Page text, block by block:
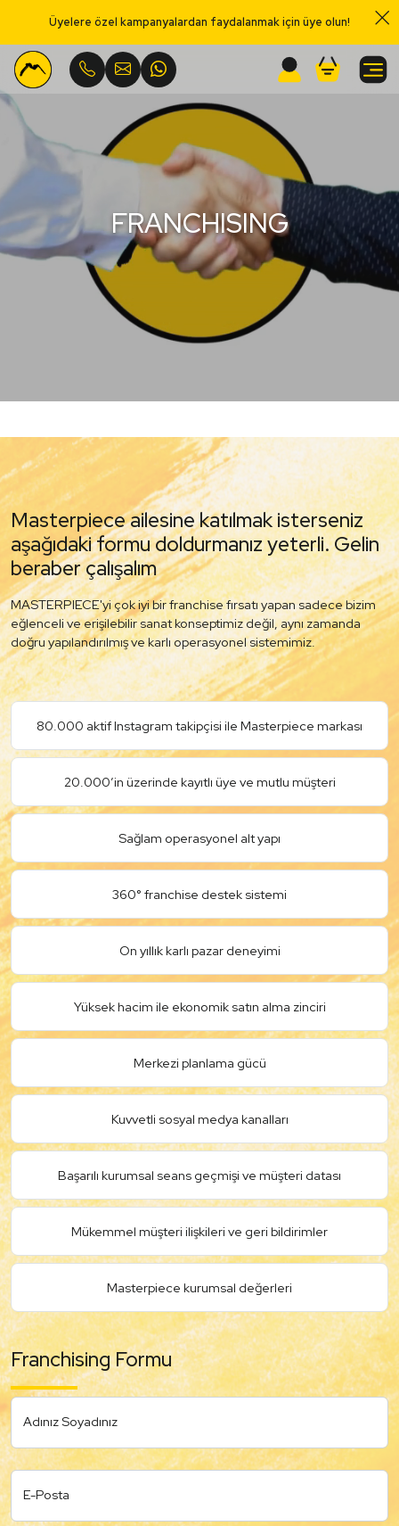
Üyelere özel kampanyalardan faydalanmak için üye olun!
Menu
FRANCHISING
Masterpiece ailesine katılmak isterseniz
aşağıdaki formu doldurmanız yeterli. Gelin
beraber çalışalım
MASTERPIECE'yi çok iyi bir franchise fırsatı yapan sadece bizim
eğlenceli ve erişilebilir sanat konseptimiz değil, aynı zamanda
doğru yapılandırılmış ve karlı operasyonel sistemimiz.
80.000 aktif Instagram takipçisi ile Masterpiece markası
20.000’in üzerinde kayıtlı üye ve mutlu müşteri
Sağlam operasyonel alt yapı
360° franchise destek sistemi
On yıllık karlı pazar deneyimi
Yüksek hacim ile ekonomik satın alma zinciri
Merkezi planlama gücü
Kuvvetli sosyal medya kanalları
Başarılı kurumsal seans geçmişi ve müşteri datası
Mükemmel müşteri ilişkileri ve geri bildirimler
Masterpiece kurumsal değerleri
Franchising Formu
Adınız Soyadınız
E-Posta